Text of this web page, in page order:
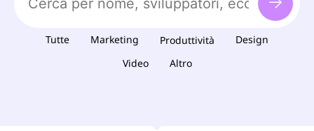
Tutte Marketing Produttività
Design
Video
Altro